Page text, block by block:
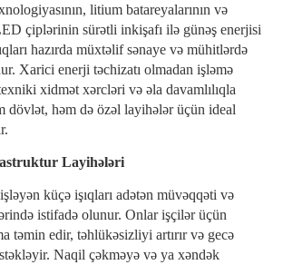
litium batareyalarının və
çiplərinin sürətli inkişafı ilə günəş enerjisi
hazırda müxtəlif sənaye və mühitlərdə
Xarici enerji təchizatı olmadan işləmə
xidmət xərcləri və əla davamlılıqla
dövlət, həm də özəl layihələr üçün ideal
Layihələri
küçə işıqları adətən müvəqqəti və
istifadə olunur. Onlar işçilər üçün
təmin edir, təhlükəsizliyi artırır və gecə
Naqil çəkməyə və ya xəndək